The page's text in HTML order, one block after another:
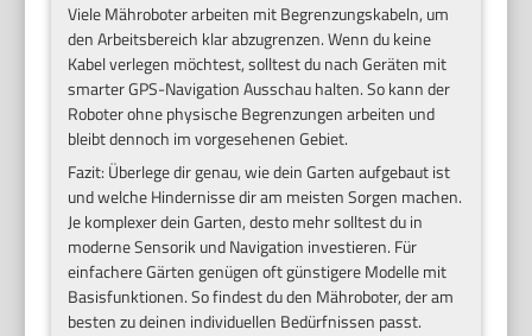
Viele Mähroboter arbeiten mit Begrenzungskabeln, um
den Arbeitsbereich klar abzugrenzen. Wenn du keine
Kabel verlegen möchtest, solltest du nach Geräten mit
smarter GPS-Navigation Ausschau halten. So kann der
Roboter ohne physische Begrenzungen arbeiten und
bleibt dennoch im vorgesehenen Gebiet.
Fazit: Überlege dir genau, wie dein Garten aufgebaut ist
und welche Hindernisse dir am meisten Sorgen machen.
Je komplexer dein Garten, desto mehr solltest du in
moderne Sensorik und Navigation investieren. Für
einfachere Gärten genügen oft günstigere Modelle mit
Basisfunktionen. So findest du den Mähroboter, der am
besten zu deinen individuellen Bedürfnissen passt.